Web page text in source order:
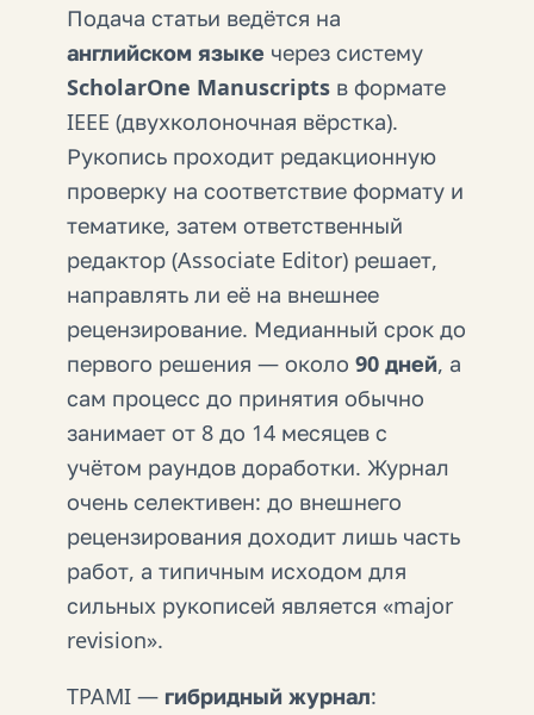
Подача статьи ведётся на
английском языке через систему
ScholarOne Manuscripts в формате
IEEE (двухколоночная вёрстка).
Рукопись проходит редакционную
проверку на соответствие формату и
тематике, затем ответственный
редактор (Associate Editor) решает,
направлять ли её на внешнее
рецензирование. Медианный срок до
первого решения — около 90 дней, а
сам процесс до принятия обычно
занимает от 8 до 14 месяцев с
учётом раундов доработки. Журнал
очень селективен: до внешнего
рецензирования доходит лишь часть
работ, а типичным исходом для
сильных рукописей является «major
revision».
TPAMI — гибридный журнал: